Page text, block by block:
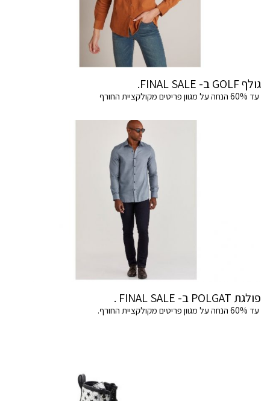
גולף GOLF ב- FINAL SALE.
עד 60% הנחה על מגוון פריטים מקולקציית החורף
פולגת POLGAT ב- FINAL SALE .
עד 60% הנחה על מגוון פריטים מקולקציית החורף.